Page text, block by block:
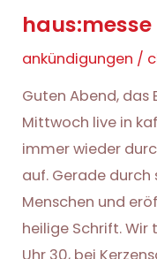
stender
ankündigungen /
Guten Abend, das
Mittwoch live in
immer wieder
auf. Gerade durch
Menschen und
heilige Schrift. Wir